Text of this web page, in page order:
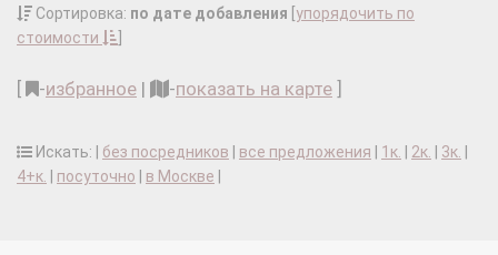
Сортировка: по дате добавления упорядочить по
стоимости
-избранное | -показать на карте
Искать: | без посредников все предложения 1к. 2к. 3к.
4+к.
посуточно в Москве